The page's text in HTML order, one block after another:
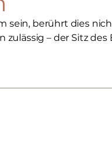
sein, berührt dies
zulässig – der Sitz des